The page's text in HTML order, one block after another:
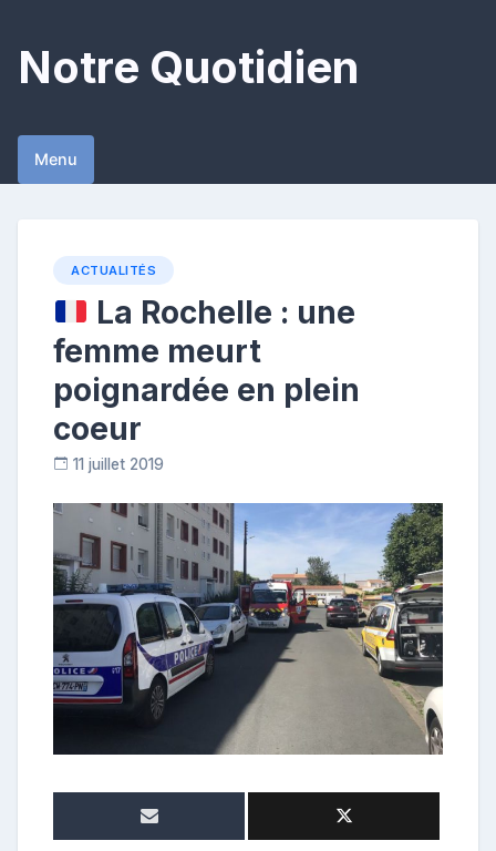
content
Notre Quotidien
Menu
ACTUALITÉS
La Rochelle : une
femme meurt
poignardée en plein
coeur
11 juillet 2019
o
t
r
i
b
u
t